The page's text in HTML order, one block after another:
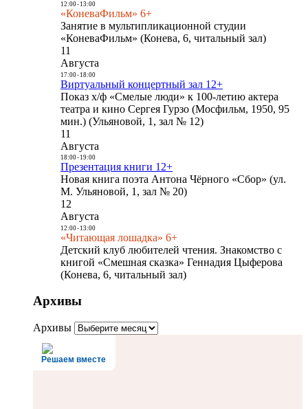
12:00- 13:00
«КоневаФильм» 6+
Занятие в мультипликационной студии
«КоневаФильм» (Конева, 6, читальный зал)
11
Августа
17:00- 18:00
Виртуальный концертный зал 12+
Показ х/ф «Смелые люди» к 100-летию актера
театра и кино Сергея Гурзо (Мосфильм, 1950, 95
мин.) (Ульяновой, 1, зал № 12)
11
Августа
18:00- 19:00
Презентация книги 12+
Новая книга поэта Антона Чёрного «Сбор» (ул.
М. Ульяновой, 1, зал № 20)
12
Августа
12:00- 13:00
«Читающая лошадка» 6+
Детский клуб любителей чтения. Знакомство с
книгой «Смешная сказка» Геннадия Цыферова
(Конева, 6, читальный зал)
Архивы
Архивы
Решаем вместе